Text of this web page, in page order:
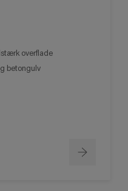
overflade
betongulv